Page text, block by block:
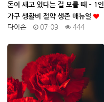
돈이 새고 있다는 걸 모를 때 – 1인
가구 생활비 절약 생존 매뉴얼
다이손
07-09 444